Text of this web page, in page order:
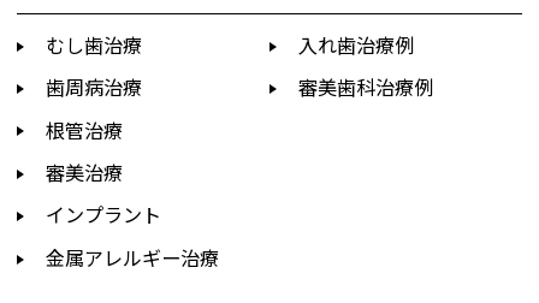
むし歯治療
歯周病治療
根管治療
審美治療
インプラント
金属アレルギー治療
入れ歯治療例
審美歯科治療例